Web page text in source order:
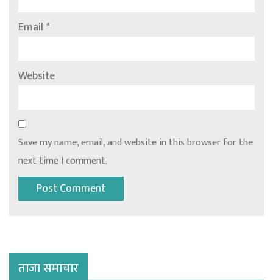
Email*
Website
Save my name, email, and website in this browser for the
next time I comment.
ताजा समाचार